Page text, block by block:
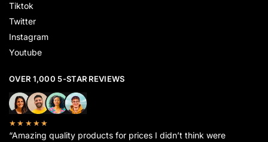
Tiktok
Twitter
Instagram
Youtube
OVER 1,000 5-STAR REVIEWS
★★★★★
“Amazing quality products for prices I didn’t think were